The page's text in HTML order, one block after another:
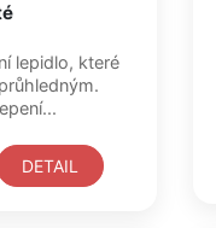
lepidlo, které
DETAIL